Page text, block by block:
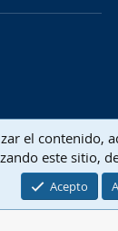
platform by
Traducido por
el contenido,
este sitio,
Acepto